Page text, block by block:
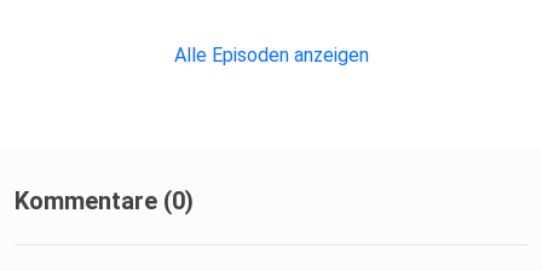
Alle Episoden anzeigen
Kommentare (0)